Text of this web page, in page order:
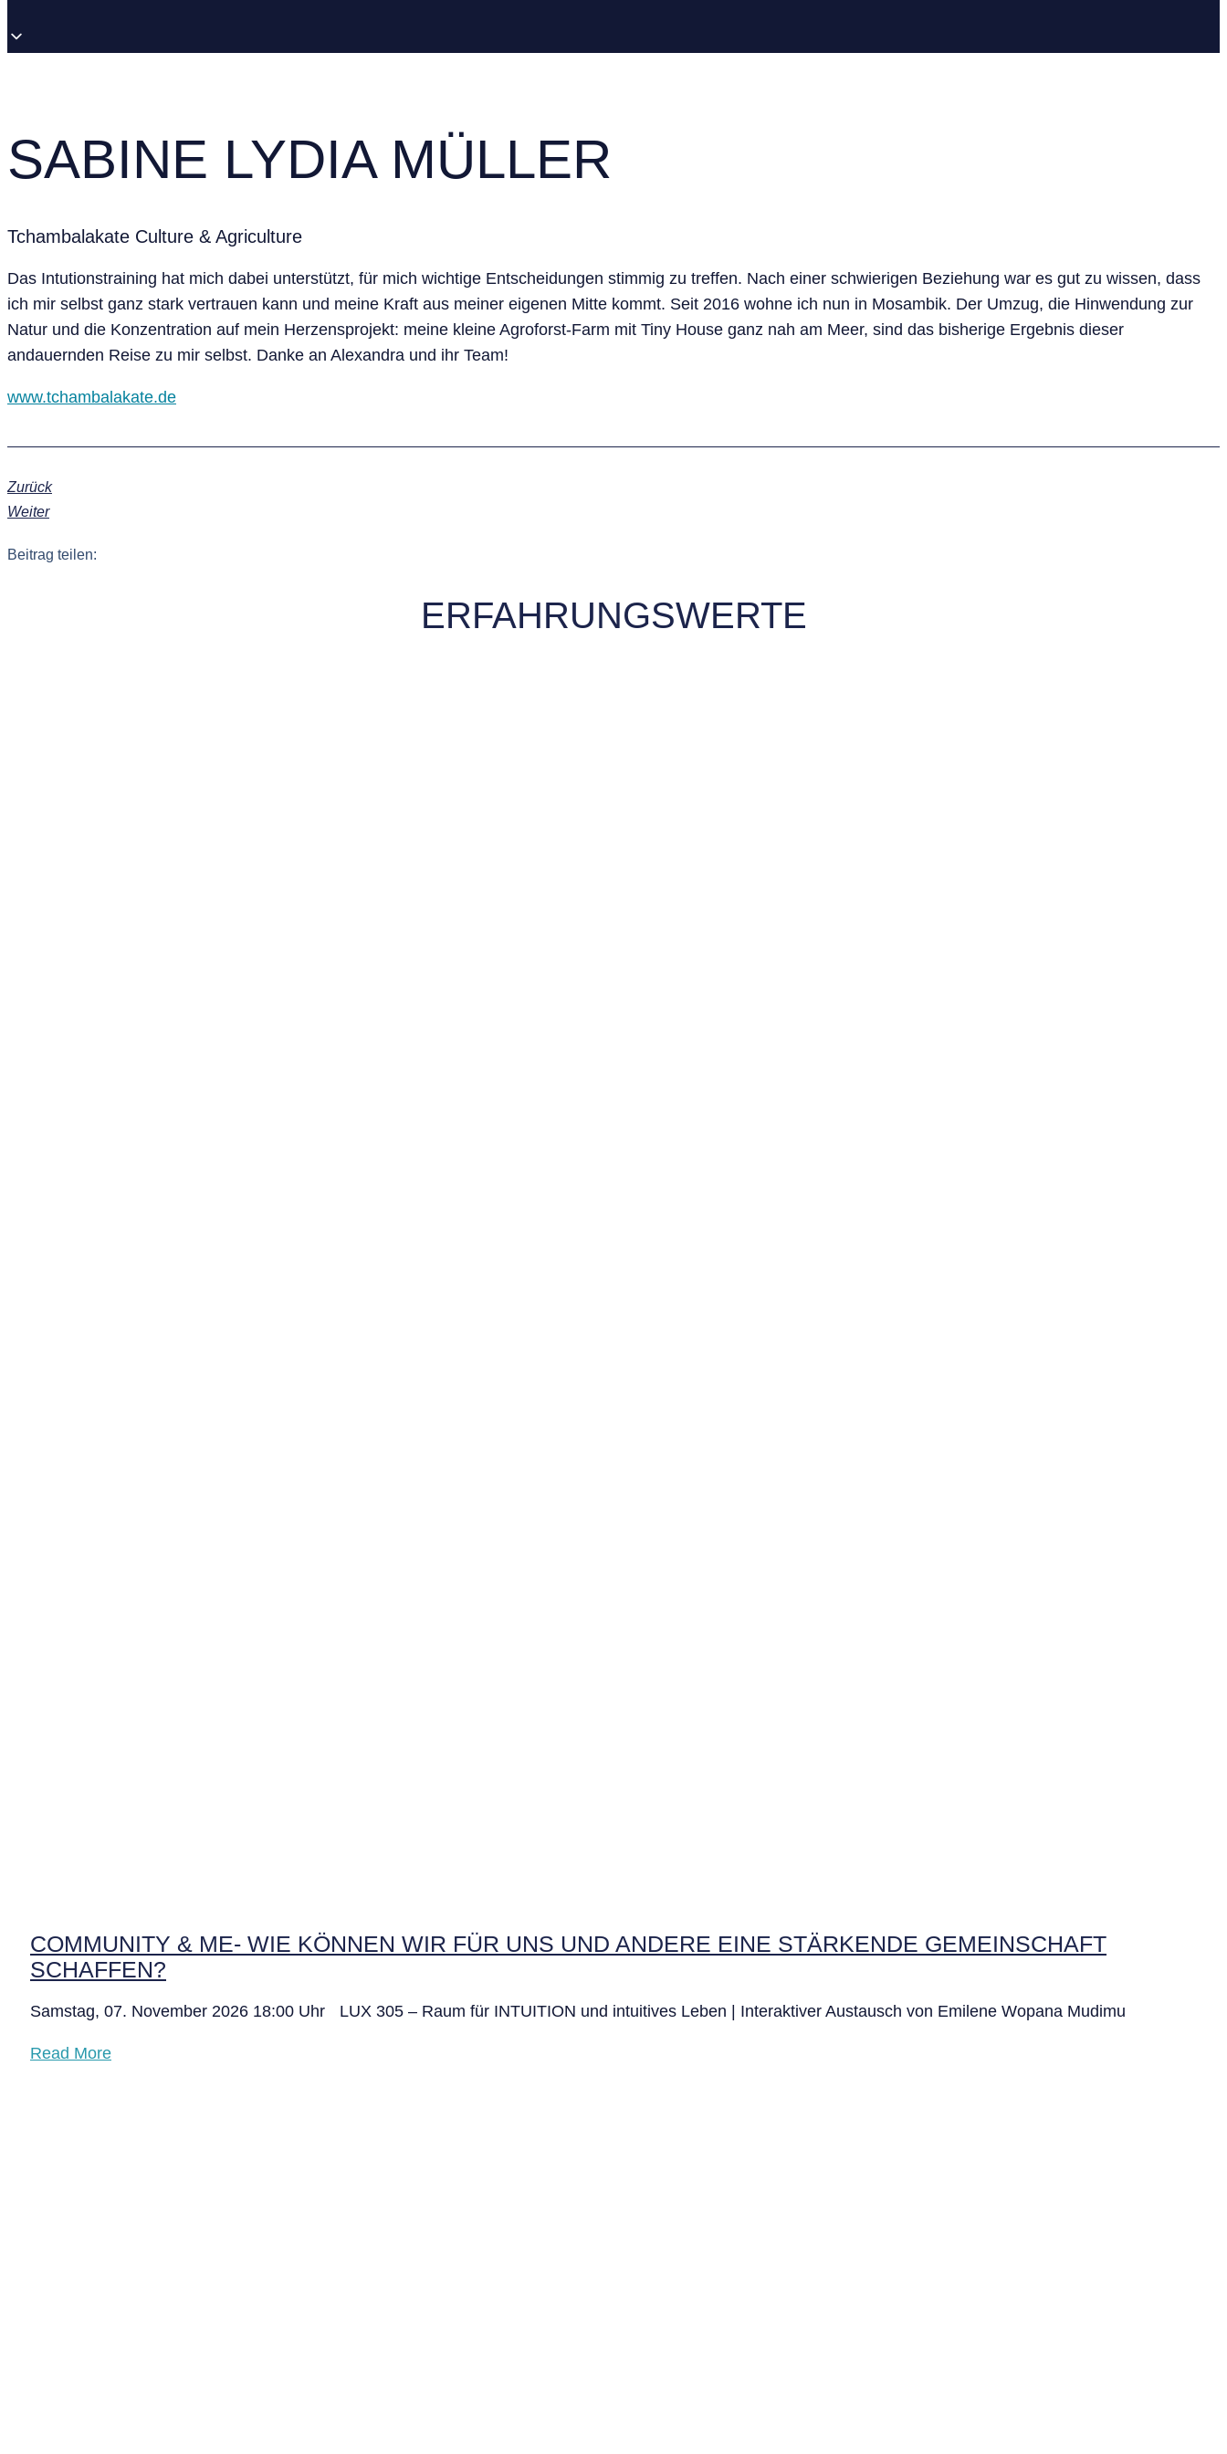
SABINE LYDIA MÜLLER
Tchambalakate Culture & Agriculture
Das Intutionstraining hat mich dabei unterstützt, für mich wichtige Entscheidungen stimmig zu treffen. Nach einer schwierigen Beziehung war es gut zu wissen, dass
ich mir selbst ganz stark vertrauen kann und meine Kraft aus meiner eigenen Mitte kommt. Seit 2016 wohne ich nun in Mosambik. Der Umzug, die Hinwendung zur
Natur und die Konzentration auf mein Herzensprojekt: meine kleine Agroforst-Farm mit Tiny House ganz nah am Meer, sind das bisherige Ergebnis dieser
andauernden Reise zu mir selbst. Danke an Alexandra und ihr Team!
www.tchambalakate.de
Zurück
Weiter
Beitrag teilen:
ERFAHRUNGSWERTE
COMMUNITY & ME- WIE KÖNNEN WIR FÜR UNS UND ANDERE EINE STÄRKENDE GEMEINSCHAFT
SCHAFFEN?
Samstag, 07. November 2026 18:00 Uhr LUX 305 – Raum für INTUITION und intuitives Leben | Interaktiver Austausch von Emilene Wopana Mudimu
Read More